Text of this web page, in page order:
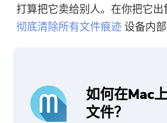
打算把它卖给别人。在你把它
彻底清除所有文件痕迹 设备内部
如何在Mac
文件？